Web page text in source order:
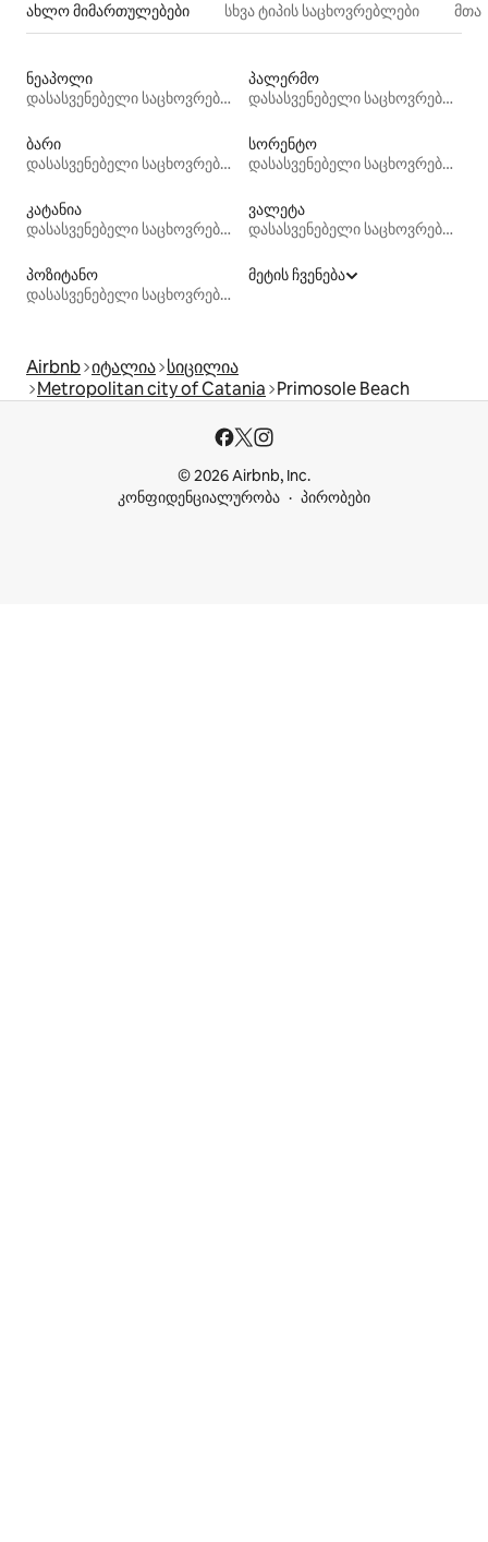
ახლო მიმართულებები სხვა ტიპის საცხოვრებლები
ნეაპოლი
დასასვენებელი საცხოვრებლები
პალერმო
დასასვენებელი საცხოვრებლები
ბარი
დასასვენებელი საცხოვრებლები
სორენტო
დასასვენებელი საცხოვრებლები
კატანია
დასასვენებელი საცხოვრებლები
ვალეტა
დასასვენებელი საცხოვრებლები
პოზიტანო
დასასვენებელი საცხოვრებლები
მეტის ჩვენება
Airbnb იტალია სიცილია
Metropolitan city of Catania Primosole Beach
© 2026 Airbnb, Inc.
კონფიდენციალურობა
პირობები